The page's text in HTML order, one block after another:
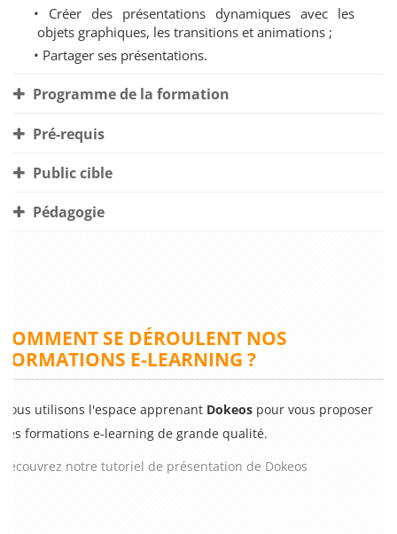
• Créer des présentations dynamiques avec les
objets graphiques, les transitions et animations ;
• Partager ses présentations.
Programme de la formation
Pré-requis
Public cible
Pédagogie
COMMENT SE DÉROULENT NOS
FORMATIONS E-LEARNING ?
Nous utilisons l'espace apprenant Dokeos pour vous proposer
des formations e-learning de grande qualité.
Découvrez notre tutoriel de présentation de Dokeos